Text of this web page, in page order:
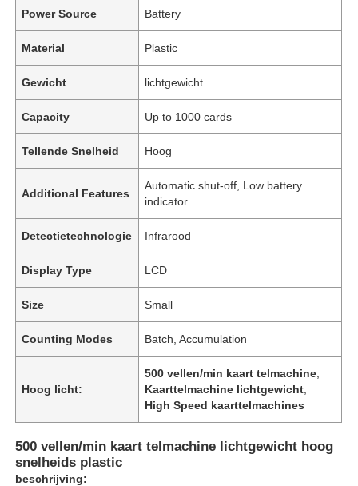
Video's
Power Source Battery
Material Plastic
Gewicht lichtgewicht
Capacity Up to 1000 cards
Tellende Snelheid Hoog
Additional Features
Automatic shut-off, Low battery
indicator
Detectietechnologie Infrarood
Display Type LCD
Size Small
Counting Modes Batch, Accumulation
Hoog licht:
500 vellen/min kaart telmachine
Kaarttelmachine lichtgewicht
High Speed kaarttelmachines
500 vellen/min kaart telmachine lichtgewicht hoog
snelheids plastic
beschrijving: